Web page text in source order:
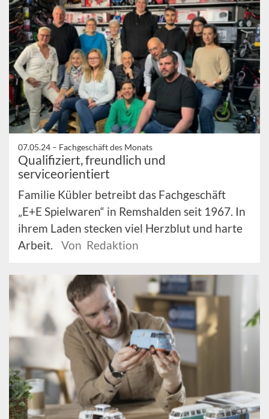
07.05.24 – Fachgeschäft des Monats
Qualifiziert, freundlich und
serviceorientiert
Familie Kübler betreibt das Fachgeschäft
„E+E Spielwaren“ in Remshalden seit 1967. In
ihrem Laden stecken viel Herzblut und harte
Arbeit.
Von Redaktion